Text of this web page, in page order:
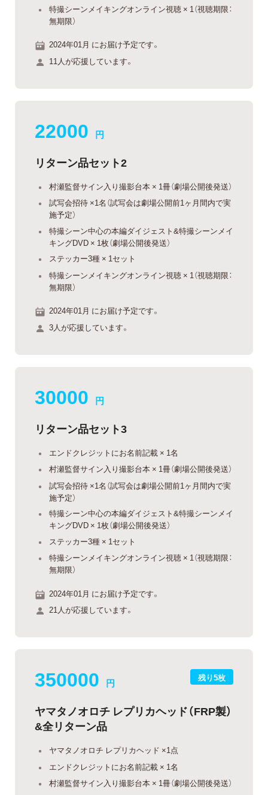
特撮シーンメイキングオンライン視聴 × 1（視聴期限：
無期限）
2024年01月 にお届け予定です。
11人が応援しています。
22000 円
リターン品セット2
村瀬監督サイン入り撮影台本 × 1冊（劇場公開後発送）
試写会招待 ×1名（試写会は劇場公開前1ヶ月間内で実
施予定）
特撮シーン中心の本編ダイジェスト&特撮シーンメイ
キングDVD × 1枚（劇場公開後発送）
ステッカー3種 × 1セット
特撮シーンメイキングオンライン視聴 × 1（視聴期限：
無期限）
2024年01月 にお届け予定です。
3人が応援しています。
30000 円
リターン品セット3
エンドクレジットにお名前記載 × 1名
村瀬監督サイン入り撮影台本 × 1冊（劇場公開後発送）
試写会招待 ×1名（試写会は劇場公開前1ヶ月間内で実
施予定）
特撮シーン中心の本編ダイジェスト&特撮シーンメイ
キングDVD × 1枚（劇場公開後発送）
ステッカー3種 × 1セット
特撮シーンメイキングオンライン視聴 × 1（視聴期限：
無期限）
2024年01月 にお届け予定です。
21人が応援しています。
残り5枚
350000 円
ヤマタノオロチ レプリカヘッド（FRP製）
&全リターン品
ヤマタノオロチ レプリカヘッド ×1点
エンドクレジットにお名前記載 × 1名
村瀬監督サイン入り撮影台本 × 1冊（劇場公開後発送）